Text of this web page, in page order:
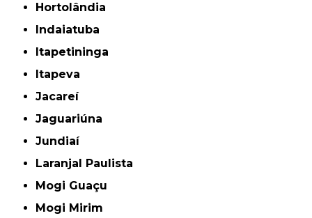
Hortolândia
Indaiatuba
Itapetininga
Itapeva
Jacareí
Jaguariúna
Jundiaí
Laranjal Paulista
Mogi Guaçu
Mogi Mirim